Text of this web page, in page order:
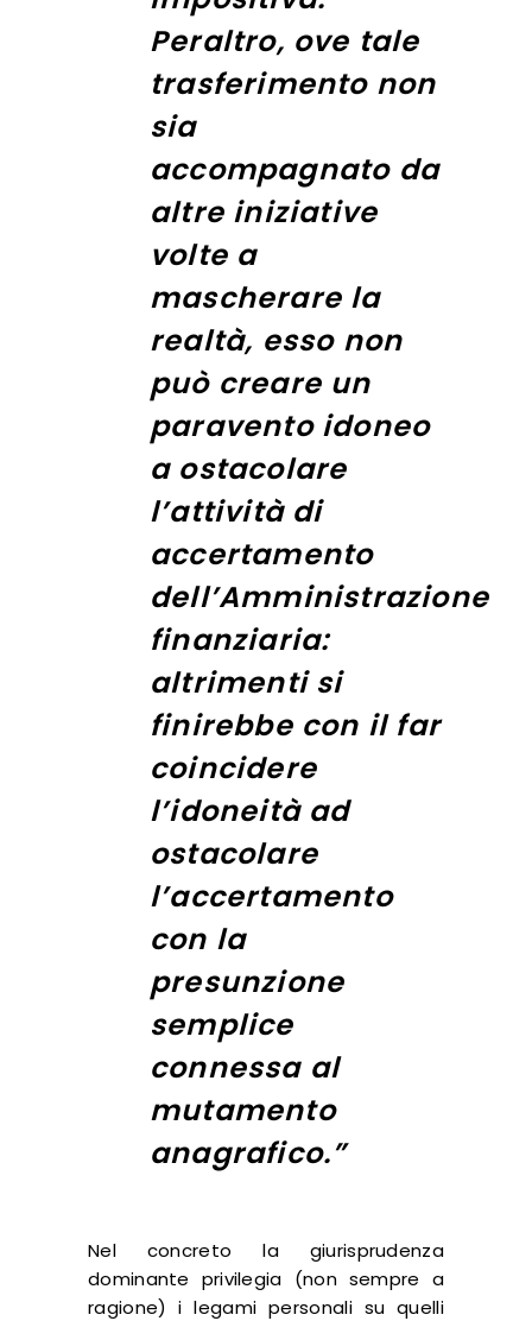
Peraltro, ove tale
trasferimento non
sia
accompagnato da
altre iniziative
volte a
mascherare la
realtà, esso non
può creare un
paravento idoneo
a ostacolare
l’attività di
accertamento
dell’Amministrazione
finanziaria:
altrimenti si
finirebbe con il far
coincidere
l’idoneità ad
ostacolare
l’accertamento
con la
presunzione
semplice
connessa al
mutamento
anagrafico.”
Nel concreto la giurisprudenza
dominante privilegia (non sempre a
ragione) i legami personali su quelli